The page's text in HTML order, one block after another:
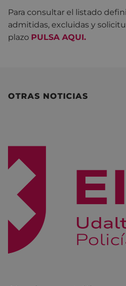
Para consultar el listado
admitidas, excluidas y
plazo PULSA AQUI.
OTRAS NOTICIAS